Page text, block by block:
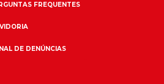
FREQUENTES
DE DENÚNCIAS